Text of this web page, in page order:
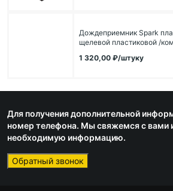
Дождеприемник Spark
щелевой пластиковой /
1 320,00₽/штуку
Для получения дополнительной
номер телефона. Мы свяжемся с вами
необходимую информацию.
Обратный звонок